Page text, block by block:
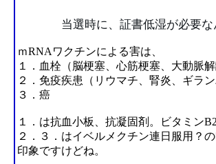
当選時に、証書低
ｍRNAワクチンによる害は、
１．血栓（脳梗塞、心筋梗塞、大動脈
２．免疫疾患（リウマチ、腎炎、ギラ
３．癌
１．は抗血小板、抗凝固剤。ビタミンB2
２．３．はイベルメクチン連日服用？
印象ですけどね。